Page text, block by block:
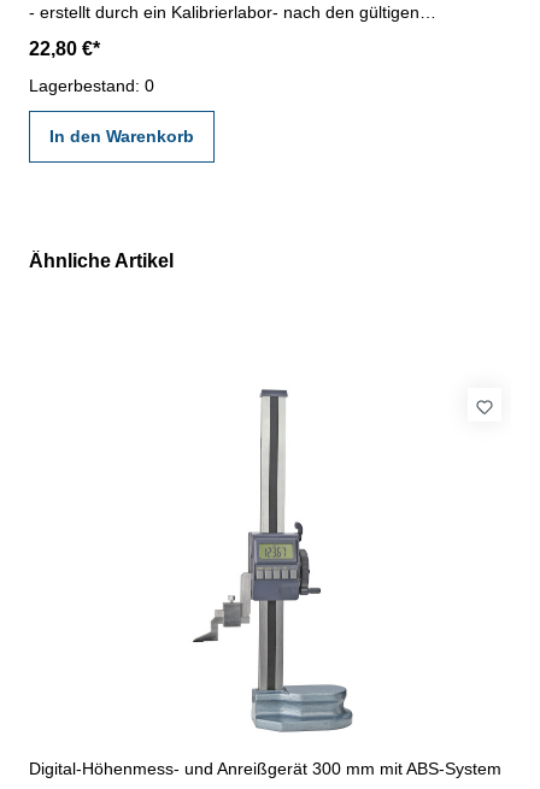
- erstellt durch ein Kalibrierlabor- nach den gültigen
Werksnormen
22,80 €*
Lagerbestand: 0
In den Warenkorb
Produktgalerie überspringen
Ähnliche Artikel
Digital-Höhenmess- und Anreißgerät 300 mm mit ABS-System